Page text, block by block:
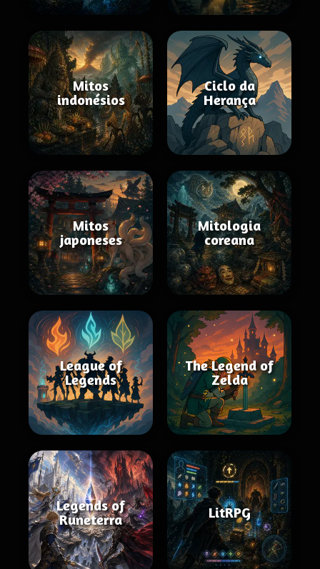
Mitos
indonésios
Ciclo da
Herança
Mitos
japoneses
Mitologia
coreana
League of
Legends
The Legend of
Zelda
Legends of
Runeterra
LitRPG